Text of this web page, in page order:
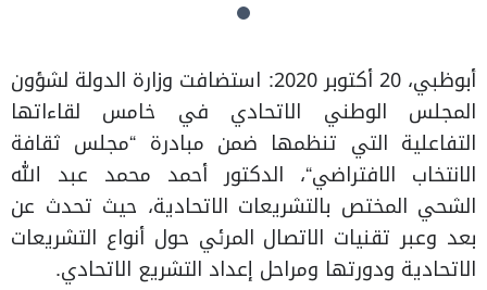
أبوظبي، 20 أكتوبر 2020: استضافت وزارة الدولة لشؤون
المجلس الوطني الاتحادي في خامس لقاءاتها
التفاعلية التي تنظمها ضمن مبادرة “مجلس ثقافة
الانتخاب الافتراضي“، الدكتور أحمد محمد عبد الله
الشحي المختص بالتشريعات الاتحادية، حيث تحدث عن
بعد وعبر تقنيات الاتصال المرئي حول أنواع التشريعات
الاتحادية ودورتها ومراحل إعداد التشريع الاتحادي.